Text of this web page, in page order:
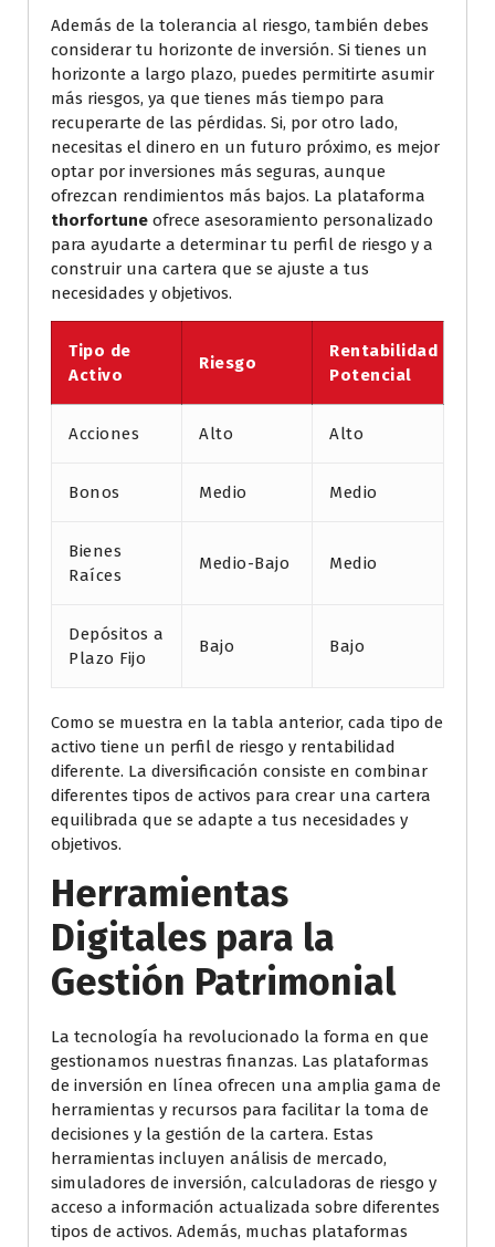
Además de la tolerancia al riesgo, también debes
considerar tu horizonte de inversión. Si tienes un
horizonte a largo plazo, puedes permitirte asumir
más riesgos, ya que tienes más tiempo para
recuperarte de las pérdidas. Si, por otro lado,
necesitas el dinero en un futuro próximo, es mejor
optar por inversiones más seguras, aunque
ofrezcan rendimientos más bajos. La plataforma
thorfortune ofrece asesoramiento personalizado
para ayudarte a determinar tu perfil de riesgo y a
construir una cartera que se ajuste a tus
necesidades y objetivos.
Tipo de
Activo
Riesgo
Rentabilidad
Potencial
Acciones Alto Alto
Bonos Medio Medio
Bienes
Raíces
Medio-Bajo Medio
Depósitos a
Plazo Fijo
Bajo Bajo
Como se muestra en la tabla anterior, cada tipo de
activo tiene un perfil de riesgo y rentabilidad
diferente. La diversificación consiste en combinar
diferentes tipos de activos para crear una cartera
equilibrada que se adapte a tus necesidades y
objetivos.
Herramientas
Digitales para la
Gestión Patrimonial
La tecnología ha revolucionado la forma en que
gestionamos nuestras finanzas. Las plataformas
de inversión en línea ofrecen una amplia gama de
herramientas y recursos para facilitar la toma de
decisiones y la gestión de la cartera. Estas
herramientas incluyen análisis de mercado,
simuladores de inversión, calculadoras de riesgo y
acceso a información actualizada sobre diferentes
tipos de activos. Además, muchas plataformas